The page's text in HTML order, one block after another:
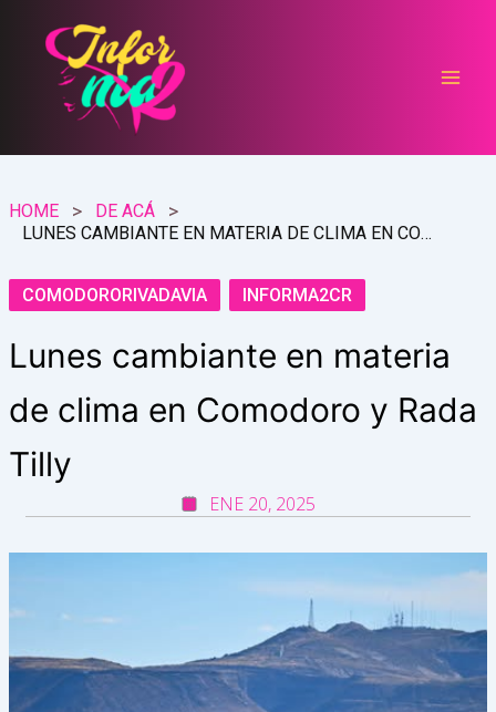
contenido
HOME
DE ACÁ
LUNES CAMBIANTE EN MATERIA DE CLIMA EN COMODORO Y RADA TILLY
COMODORORIVADAVIA INFORMA2CR
Lunes cambiante en materia
de clima en Comodoro y Rada
Tilly
ENE 20, 2025